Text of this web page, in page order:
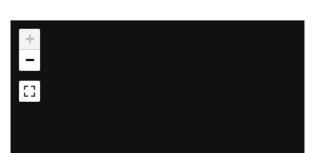
+
−